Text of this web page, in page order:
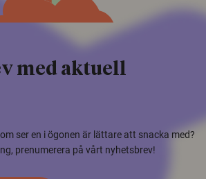
med aktuell
ser en i ögonen är lättare att snacka med?
prenumerera på vårt nyhetsbrev!